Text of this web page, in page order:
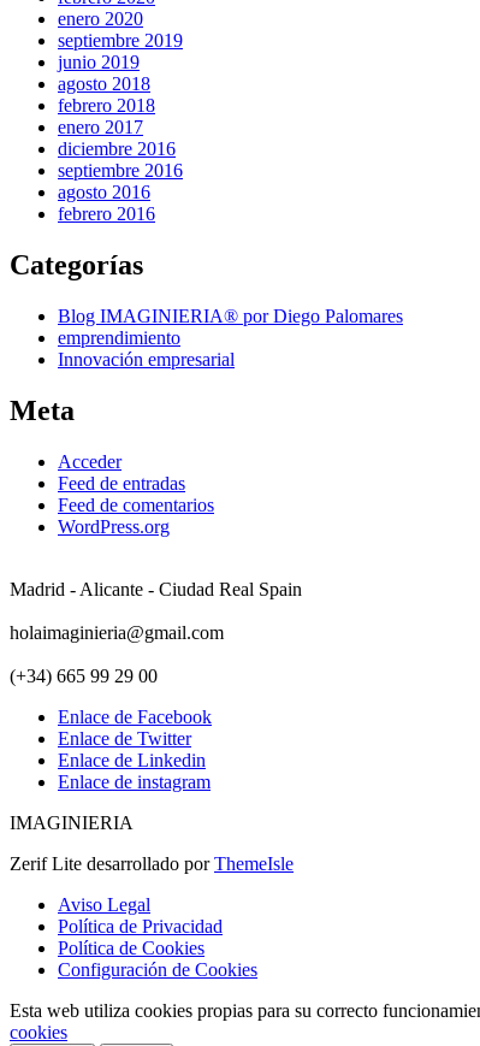
enero 2020
septiembre 2019
junio 2019
agosto 2018
febrero 2018
enero 2017
diciembre 2016
septiembre 2016
agosto 2016
febrero 2016
Categorías
Blog IMAGINIERIA® por Diego Palomares
emprendimiento
Innovación empresarial
Meta
Acceder
Feed de entradas
Feed de comentarios
WordPress.org
Madrid - Alicante - Ciudad Real Spain
holaimaginieria@gmail.com
(+34) 665 99 29 00
Enlace de Facebook
Enlace de Twitter
Enlace de Linkedin
Enlace de instagram
IMAGINIERIA
Zerif Lite desarrollado porThemeIsle
Aviso Legal
Política de Privacidad
Política de Cookies
Configuración de Cookies
Esta web utiliza cookies propias para su correcto
cookies